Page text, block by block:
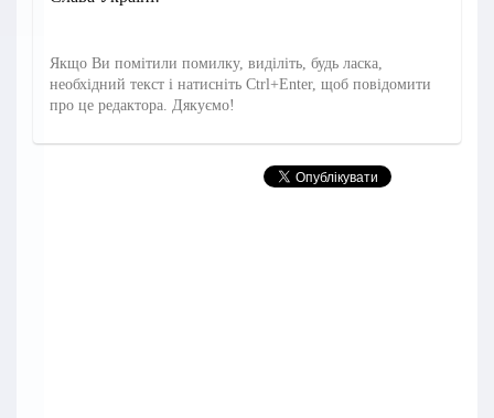
Якщо Ви помітили помилку, виділіть, будь ласка,
необхідний текст і натисніть Ctrl+Enter, щоб повідомити
про це редактора. Дякуємо!